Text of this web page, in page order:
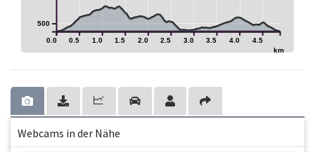
0.0 0.5 1.0 1.5 2.0 2.5 3.0 3.5 4.0 4.5
km
500
Webcams in der Nähe